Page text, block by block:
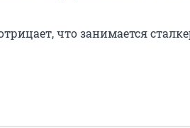
что занимается